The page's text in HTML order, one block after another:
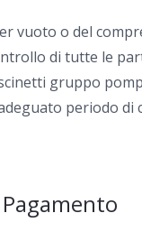
vuoto o del
di tutte le
gruppo
periodo